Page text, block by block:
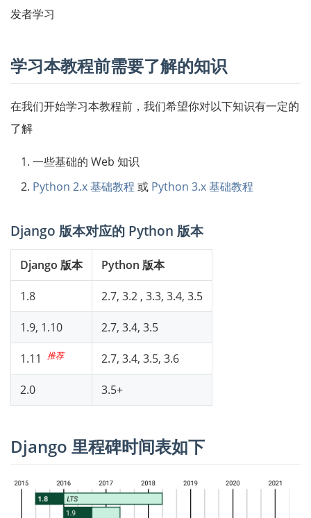
发者学习
学习本教程前需要了解的知识
在我们开始学习本教程前，我们希望你对以下知识有一定的
了解
一些基础的 Web 知识
Python 2.x 基础教程 或 Python 3.x 基础教程
Django 版本对应的 Python 版本
Django 版本 Python 版本
1.8 2.7, 3.2 , 3.3, 3.4, 3.5
1.9, 1.10 2.7, 3.4, 3.5
1.11 推荐 2.7, 3.4, 3.5, 3.6
2.0 3.5+
Django 里程碑时间表如下